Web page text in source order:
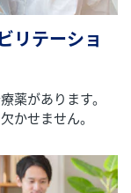
リテーショ
薬があります。
かせません。